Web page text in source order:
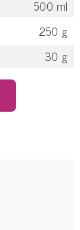
500 ml
250 g
30 g